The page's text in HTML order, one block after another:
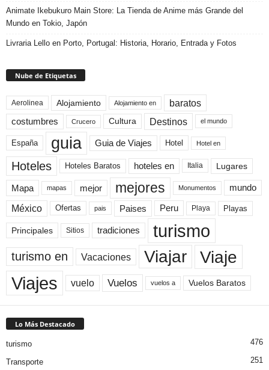
Animate Ikebukuro Main Store: La Tienda de Anime más Grande del
Mundo en Tokio, Japón
Livraria Lello en Porto, Portugal: Historia, Horario, Entrada y Fotos
Nube de Etiquetas
Aerolinea Alojamiento Alojamiento en baratos
costumbres Crucero Cultura Destinos el mundo
España guia Guia de Viajes Hotel Hotel en
Hoteles Hoteles Baratos hoteles en Italia Lugares
Mapa mapas mejor mejores Monumentos mundo
México Ofertas pais Paises Peru Playa Playas
Principales Sitios tradiciones turismo
turismo en Vacaciones Viajar Viaje
Viajes vuelo Vuelos vuelos a Vuelos Baratos
Lo Más Destacado
turismo 476
Transporte 251